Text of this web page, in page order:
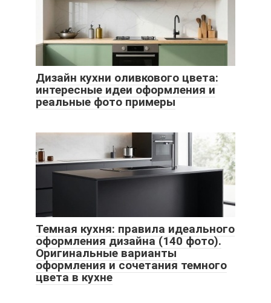
Дизайн кухни оливкового цвета:
интересные идеи оформления и
реальные фото примеры
Темная кухня: правила идеального
оформления дизайна (140 фото).
Оригинальные варианты
оформления и сочетания темного
цвета в кухне